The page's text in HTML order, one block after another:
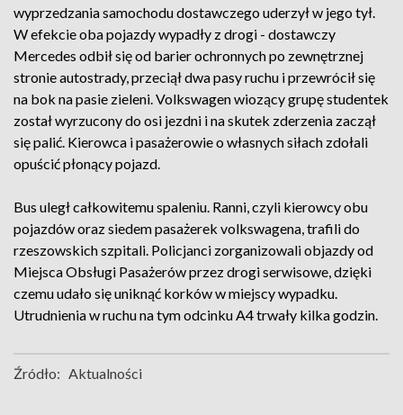
wyprzedzania samochodu dostawczego uderzył w jego tył.
W efekcie oba pojazdy wypadły z drogi - dostawczy
Mercedes odbił się od barier ochronnych po zewnętrznej
stronie autostrady, przeciął dwa pasy ruchu i przewrócił się
na bok na pasie zieleni. Volkswagen wiozący grupę studentek
został wyrzucony do osi jezdni i na skutek zderzenia zaczął
się palić. Kierowca i pasażerowie o własnych siłach zdołali
opuścić płonący pojazd.
Bus uległ całkowitemu spaleniu. Ranni, czyli kierowcy obu
pojazdów oraz siedem pasażerek volkswagena, trafili do
rzeszowskich szpitali. Policjanci zorganizowali objazdy od
Miejsca Obsługi Pasażerów przez drogi serwisowe, dzięki
czemu udało się uniknąć korków w miejscy wypadku.
Utrudnienia w ruchu na tym odcinku A4 trwały kilka godzin.
Źródło: Aktualności